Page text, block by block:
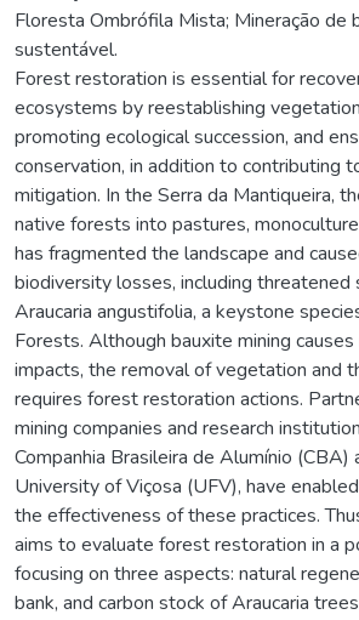
Floresta Ombrófila Mista; Mineração de
sustentável.
Forest restoration is essential for
ecosystems by reestablishing
promoting ecological succession, and
conservation, in addition to contributing
mitigation. In the Serra da Mantiqueira,
native forests into pastures,
has fragmented the landscape and
biodiversity losses, including threatened
Araucaria angustifolia, a keystone
Forests. Although bauxite mining
impacts, the removal of vegetation and
requires forest restoration actions.
mining companies and research
Companhia Brasileira de Alumínio (CBA)
University of Viçosa (UFV), have
the effectiveness of these practices.
aims to evaluate forest restoration in a
focusing on three aspects: natural
bank, and carbon stock of Araucaria